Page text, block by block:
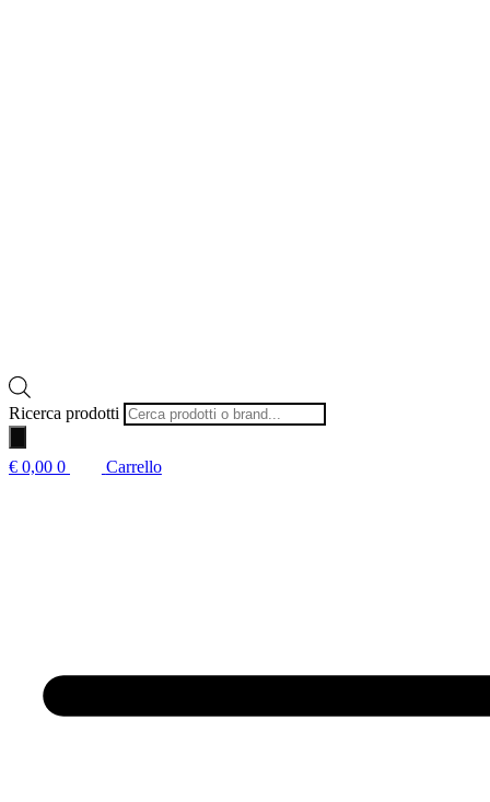
Ricerca prodotti
€ 0,00 0 Carrello